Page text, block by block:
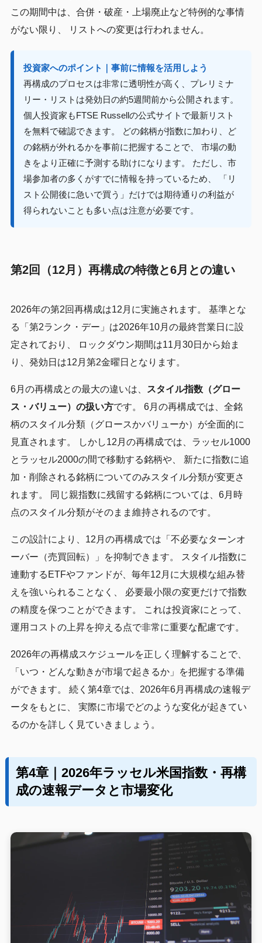
この期間中は、合併・破産・上場廃止など特例的な事情
がない限り、 リストへの変更は行われません。
投資家へのポイント｜事前に情報を活用しよう
再構成のプロセスは非常に透明性が高く、プレリミナ
リー・リストは発効日の約5週間前から公開されます。
個人投資家もFTSE Russellの公式サイトで最新リスト
を無料で確認できます。 どの銘柄が指数に加わり、ど
の銘柄が外れるかを事前に把握することで、 市場の動
きをより正確に予測する助けになります。 ただし、市
場参加者の多くがすでに情報を持っているため、 「リ
スト公開後に急いで買う」だけでは期待通りの利益が
得られないことも多い点は注意が必要です。
第2回（12月）再構成の特徴と6月との違い
2026年の第2回再構成は12月に実施されます。 基準とな
る「第2ランク・デー」は2026年10月の最終営業日に設
定されており、 ロックダウン期間は11月30日から始ま
り、発効日は12月第2金曜日となります。
6月の再構成との最大の違いは、 スタイル指数（グロー
ス・バリュー）の扱い方です。 6月の再構成では、全銘
柄のスタイル分類（グロースかバリューか）が全面的に
見直されます。 しかし12月の再構成では、ラッセル1000
とラッセル2000の間で移動する銘柄や、 新たに指数に追
加・削除される銘柄についてのみスタイル分類が変更さ
れます。 同じ親指数に残留する銘柄については、6月時
点のスタイル分類がそのまま維持されるのです。
この設計により、12月の再構成では「不必要なターンオ
ーバー（売買回転）」を抑制できます。 スタイル指数に
連動するETFやファンドが、毎年12月に大規模な組み替
えを強いられることなく、 必要最小限の変更だけで指数
の精度を保つことができます。 これは投資家にとって、
運用コストの上昇を抑える点で非常に重要な配慮です。
2026年の再構成スケジュールを正しく理解することで、
「いつ・どんな動きが市場で起きるか」を把握する準備
ができます。 続く第4章では、2026年6月再構成の速報デ
ータをもとに、 実際に市場でどのような変化が起きてい
るのかを詳しく見ていきましょう。
第4章｜2026年ラッセル米国指数・再構
成の速報データと市場変化